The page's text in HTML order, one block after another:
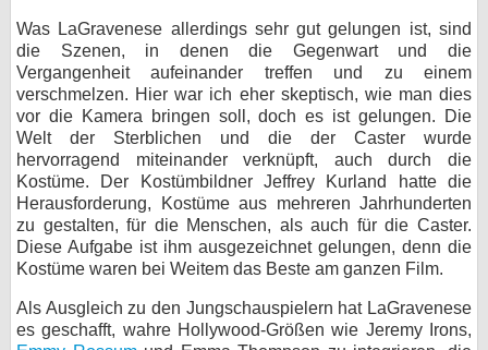
Was LaGravenese allerdings sehr gut gelungen ist, sind
die Szenen, in denen die Gegenwart und die
Vergangenheit aufeinander treffen und zu einem
verschmelzen. Hier war ich eher skeptisch, wie man dies
vor die Kamera bringen soll, doch es ist gelungen. Die
Welt der Sterblichen und die der Caster wurde
hervorragend miteinander verknüpft, auch durch die
Kostüme. Der Kostümbildner Jeffrey Kurland hatte die
Herausforderung, Kostüme aus mehreren Jahrhunderten
zu gestalten, für die Menschen, als auch für die Caster.
Diese Aufgabe ist ihm ausgezeichnet gelungen, denn die
Kostüme waren bei Weitem das Beste am ganzen Film.
Als Ausgleich zu den Jungschauspielern hat LaGravenese
es geschafft, wahre Hollywood-Größen wie Jeremy Irons,